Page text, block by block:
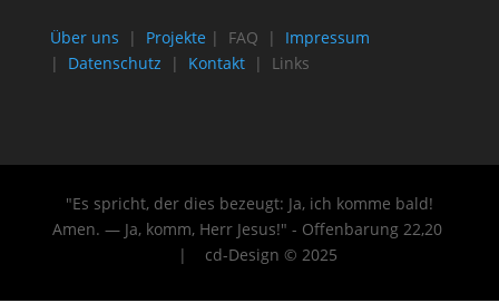
Über uns | Projekte | FAQ | Impressum
| Datenschutz | Kontakt| Links
"Es spricht, der dies bezeugt: Ja, ich komme bald!
Amen. — Ja, komm, Herr Jesus!" - Offenbarung 22,20
| cd-Design © 2025